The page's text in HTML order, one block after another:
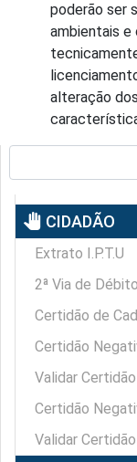
poderão ser
ambientais e
alteração
pan_tool CIDADÃO
Extrato I.P.T.U
2ª Via de
Certidão de
Certidão
Validar
Certidão
Validar